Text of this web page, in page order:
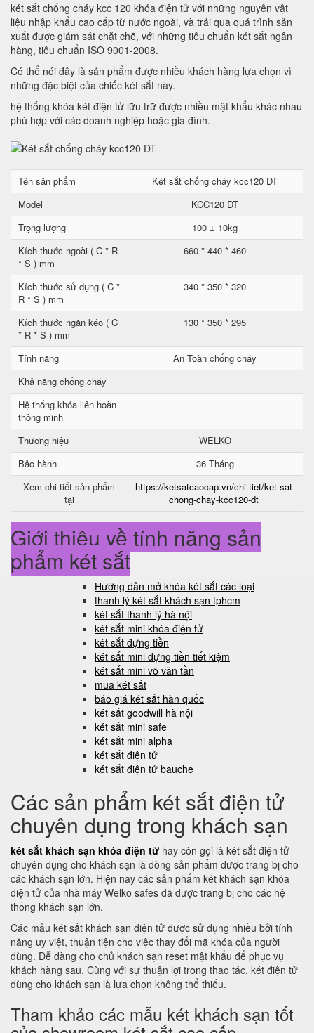
két sắt chống cháy kcc 120 khóa điện tử với những nguyên vật
liệu nhập khẩu cao cấp từ nước ngoài, và trải qua quá trình sản
xuất được giám sát chặt chẽ, với những tiêu chuẩn két sắt ngân
hàng, tiêu chuẩn ISO 9001-2008.
Có thể nói đây là sản phẩm được nhiều khách hàng lựa chọn vì
những đặc biệt của chiếc két sắt này.
hệ thống khóa két điện tử lữu trữ được nhiều mật khẩu khác nhau
phù hợp với các doanh nghiệp hoặc gia đình.
Tên sản phẩm
Két sắt chống cháy kcc120 DT
Model
KCC120 DT
Trọng lượng
100 ± 10kg
Kích thước ngoài ( C * R
* S ) mm
660 * 440 * 460
Kích thước sử dụng ( C *
R * S ) mm
340 * 350 * 320
Kích thước ngăn kéo ( C
* R * S ) mm
130 * 350 * 295
Tính năng
An Toàn chống cháy
Khả năng chống cháy
Hệ thống khóa liên hoàn
thông minh
Thương hiệu
WELKO
Bảo hành
36 Tháng
Xem chi tiết sản phẩm
tại
https://ketsatcaocap.vn/chi-tiet/ket-sat-
chong-chay-kcc120-dt
Giới thiệu về tính năng sản
phẩm két sắt
Hướng dẫn mở khóa két sắt các loại
thanh lý két sắt khách sạn tphcm
két sắt thanh lý hà nội
két sắt mini khóa điện tử
két sắt đựng tiền
két sắt mini đựng tiền tiết kiệm
két sắt mini võ văn tần
mua két sắt
báo giá két sắt hàn quốc
két sắt goodwill hà nội
két sắt mini safe
két sắt mini alpha
két sắt điện tử
két sắt điện tử bauche
Các sản phẩm két sắt điện tử
chuyên dụng trong khách sạn
két sắt khách sạn khóa điện tử hay còn gọi là két sắt điện tử
chuyên dụng cho khách sạn là dòng sản phẩm được trang bị cho
các khách sạn lớn. Hiện nay các sản phẩm két khách sạn khóa
điện tử của nhà máy Welko safes đã được trang bị cho các hệ
thống khách sạn lớn.
Các mẫu két sắt khách sạn điện tử được sử dụng nhiều bởi tính
năng uy việt, thuận tiện cho việc thay đổi mã khóa của người
dùng. Dễ dàng cho chủ khách sạn reset mật khẩu để phục vụ
khách hàng sau. Cùng với sự thuận lợi trong thao tác, két điện tử
dùng cho khách sạn là lựa chọn không thể thiếu.
Tham khảo các mẫu két khách sạn tốt